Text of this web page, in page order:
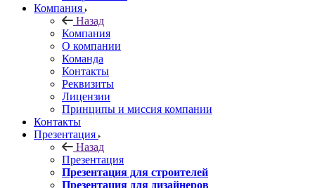
Компания
Назад
Компания
О компании
Команда
Контакты
Реквизиты
Лицензии
Принципы и миссия компании
Контакты
Презентация
Назад
Презентация
Презентация для строителей
Презентация для дизайнеров